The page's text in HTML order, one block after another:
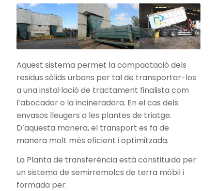
Aquest sistema permet la compactació dels
residus sòlids urbans per tal de transportar-los
a una instal·lació de tractament finalista com
l’abocador o la incineradora. En el cas dels
envasos lleugers a les plantes de triatge.
D’aquesta manera, el transport es fa de
manera molt més eficient i optimitzada.
La Planta de transferència està constituïda per
un sistema de semirremolcs de terra mòbil i
formada per: